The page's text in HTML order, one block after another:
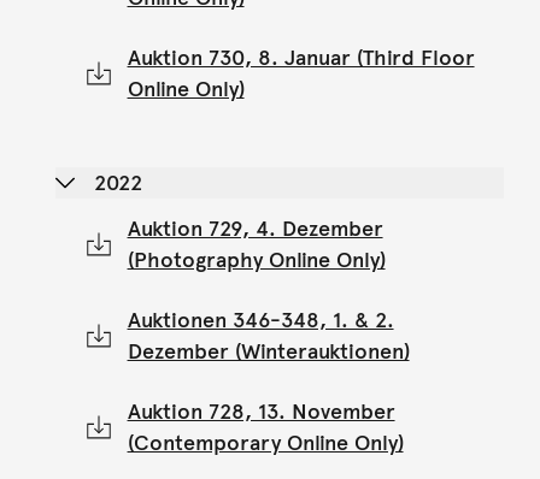
Auktion 730, 8. Januar (Third Floor
Online Only)
2022
Auktion 729, 4. Dezember
(Photography Online Only)
Auktionen 346-348, 1. & 2.
Dezember (Winterauktionen)
Auktion 728, 13. November
(Contemporary Online Only)